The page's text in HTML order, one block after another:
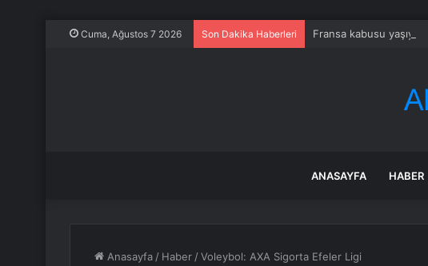
Cuma, Ağustos 7 2026 Son Dakika Haberleri Fransa kabusu
ANASAYFA HABER
Anasayfa / Haber /Voleybol: AXA Sigorta Efeler Ligi